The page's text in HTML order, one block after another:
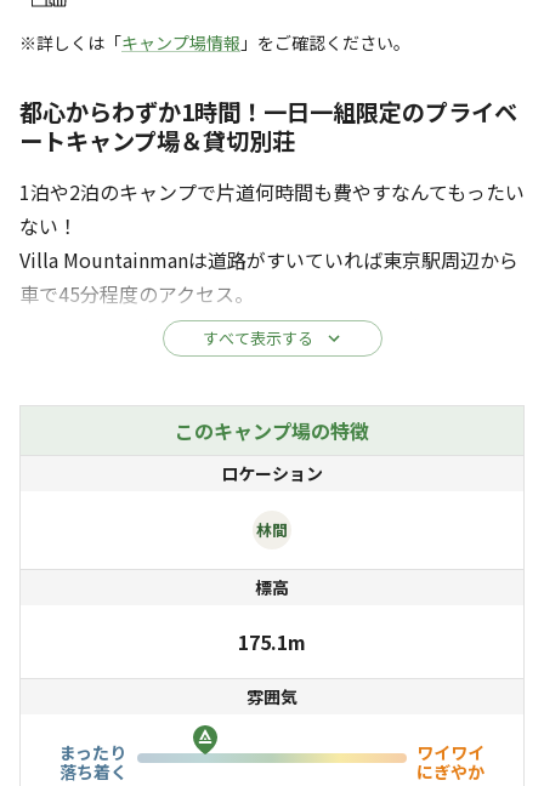
※詳しくは「キャンプ場情報 」をご確認ください。
都心からわずか1時間！一日一組限定のプライベ
ートキャンプ場＆貸切別荘
1泊や2泊のキャンプで片道何時間も費やすなんてもったい
ない！
Villa Mountainmanは道路がすいていれば東京駅周辺から
車で45分程度のアクセス。
しかしそこは鹿やイノシシがたくさん住む、名峰「鹿野
山」山腹の静かな環境。
「テントサウナ」を楽しんだり「ピザ窯」でピザを焼いた
り、使い方は自由自在。
敷地は1600㎡と広大です（そのほかに6000㎡の山
も！）。テントを張る場所も自由自在。
都心から近いのに、星空は驚くほどきれいです。庭の中央
家族や仲間と、楽しい時間を過ごしてください。
すべて表示する
このキャンプ場の特徴
ロケーション
林間
標高
175.1m
雰囲気
まったり
落ち着く
ワイワイ
にぎやか